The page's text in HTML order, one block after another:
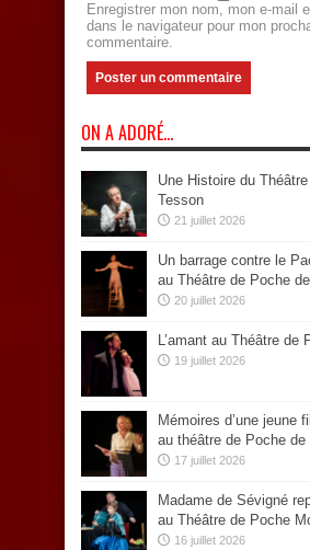
Enregistrer mon nom, mon e-mail
dans le navigateur pour mon
commentaire.
ON A ADORÉ…
Une Histoire du
Tesson
21 juillet 2026
Un barrage contre le
au Théâtre de Poche
20 juillet 2026
L’amant au Théâtre de
19 juillet 2026
Mémoires d’une jeune
au théâtre de Poche
17 juillet 2026
Madame de Sévigné
au Théâtre de Poche
16 juillet 2026